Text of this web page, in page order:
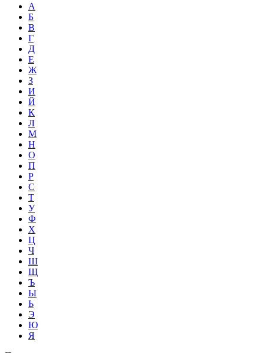
А
Б
В
Г
Д
Е
Ж
З
И
Й
К
Л
М
Н
О
П
Р
С
Т
У
Ф
Х
Ц
Ч
Ш
Щ
Ъ
Ы
Ь
Э
Ю
Я